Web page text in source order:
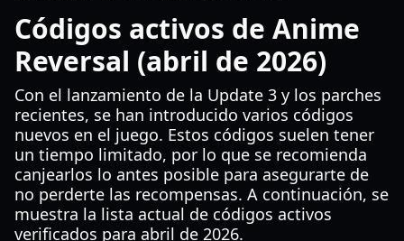
Códigos activos de Anime
Reversal (abril de 2026)
Con el lanzamiento de la Update 3 y los parches
recientes, se han introducido varios códigos
nuevos en el juego. Estos códigos suelen tener
un tiempo limitado, por lo que se recomienda
canjearlos lo antes posible para asegurarte de
no perderte las recompensas. A continuación, se
muestra la lista actual de códigos activos
verificados para abril de 2026.